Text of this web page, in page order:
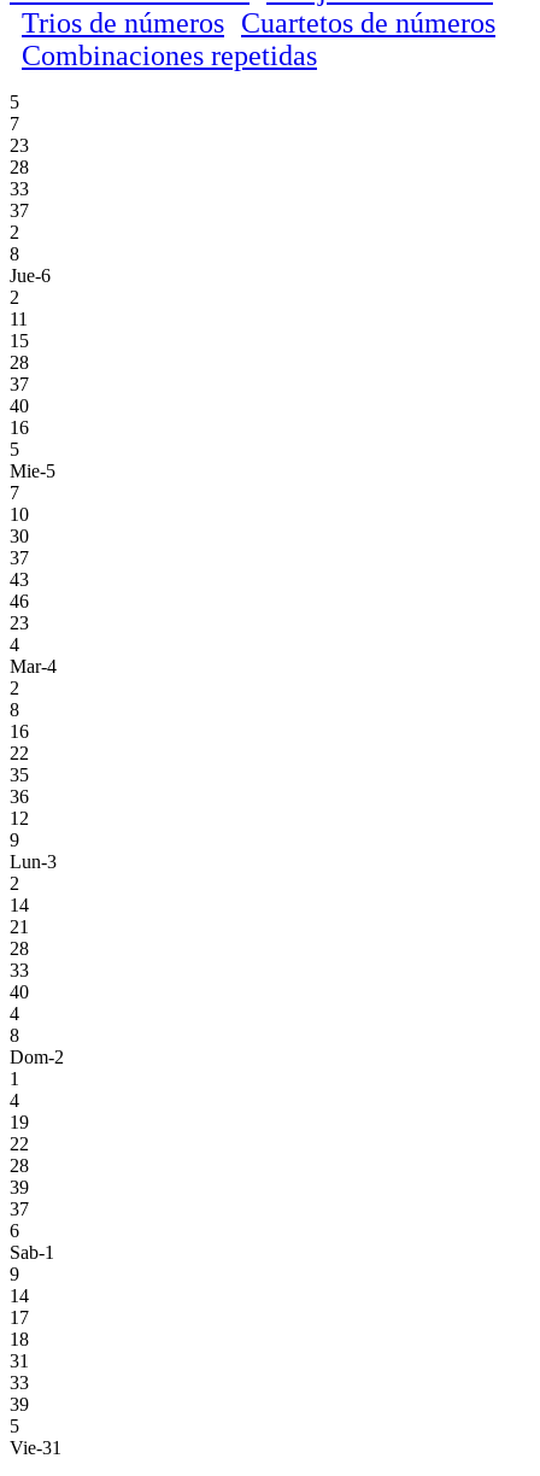
Trios de números Cuartetos de números
Combinaciones repetidas
5
7
23
28
33
37
2
8
Jue-6
2
11
15
28
37
40
16
5
Mie-5
7
10
30
37
43
46
23
4
Mar-4
2
8
16
22
35
36
12
9
Lun-3
2
14
21
28
33
40
4
8
Dom-2
1
4
19
22
28
39
37
6
Sab-1
9
14
17
18
31
33
39
5
Vie-31